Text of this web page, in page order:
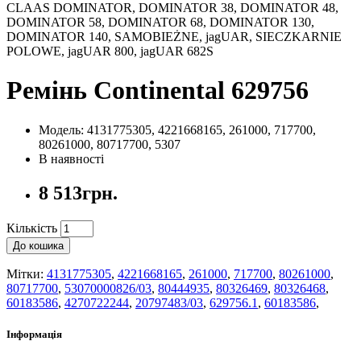
CLAAS DOMINATOR, DOMINATOR 38, DOMINATOR 48,
DOMINATOR 58, DOMINATOR 68, DOMINATOR 130,
DOMINATOR 140, SAMOBIEŻNE, jagUAR, SIECZKARNIE
POLOWE, jagUAR 800, jagUAR 682S
Ремінь Continental 629756
Модель: 4131775305, 4221668165, 261000, 717700,
80261000, 80717700, 5307
В наявності
8 513грн.
Кількість
До кошика
Мітки: 4131775305, 4221668165, 261000, 717700, 80261000,
80717700, 53070000826/03, 80444935, 80326469, 80326468,
60183586, 4270722244, 20797483/03, 629756.1 , 60183586,
Інформація